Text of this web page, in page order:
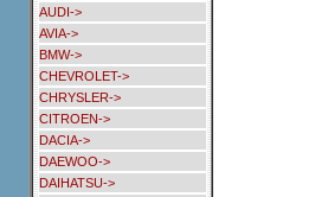
AUDI->
AVIA->
BMW->
CHEVROLET->
CHRYSLER->
CITROEN->
DACIA->
DAEWOO->
DAIHATSU->